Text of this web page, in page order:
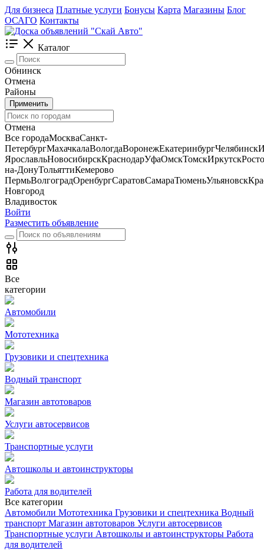
Для бизнеса Платные услуги Бонусы Карта Магазины Блог
ОСАГО Контакты
Каталог
Обнинск
Отмена
Районы
Применить
Отмена
Все городаМоскваСанкт-
ПетербургМахачкалаВологдаВоронежЕкатеринбургЧелябинск
ЯрославльНовосибирскКраснодарУфаОмскТомскИркутск
на-ДонуТольяттиКемерово
ПермьВолгоградОренбургСаратовСамараТюменьУльяновск
Новгород
Владивосток
Войти
Разместить объявление
Все
категории
Автомобили
Мототехника
Грузовики и спецтехника
Водный транспорт
Магазин автотоваров
Услуги автосервисов
Транспортные услуги
Автошколы и автоинструкторы
Работа для водителей
Все категории
Автомобили Мототехника Грузовики и спецтехника Водный
транспорт Магазин автотоваров Услуги автосервисов
Транспортные услуги Автошколы и автоинструкторы Работа
для водителей